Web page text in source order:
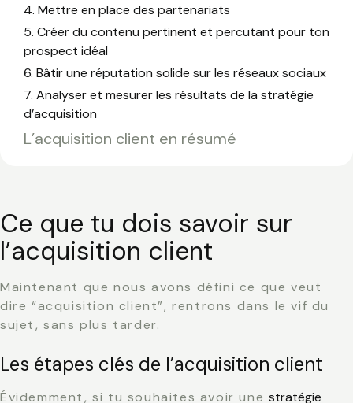
4. Mettre en place des partenariats
5. Créer du contenu pertinent et percutant pour ton
prospect idéal
6. Bâtir une réputation solide sur les réseaux sociaux
7. Analyser et mesurer les résultats de la stratégie
d’acquisition
L’acquisition client en résumé
Ce que tu dois savoir sur
l’acquisition client
Maintenant que nous avons défini ce que veut
dire “acquisition client”, rentrons dans le vif du
sujet, sans plus tarder.
Les étapes clés de l’acquisition client
Évidemment, si tu souhaites avoir une stratégie